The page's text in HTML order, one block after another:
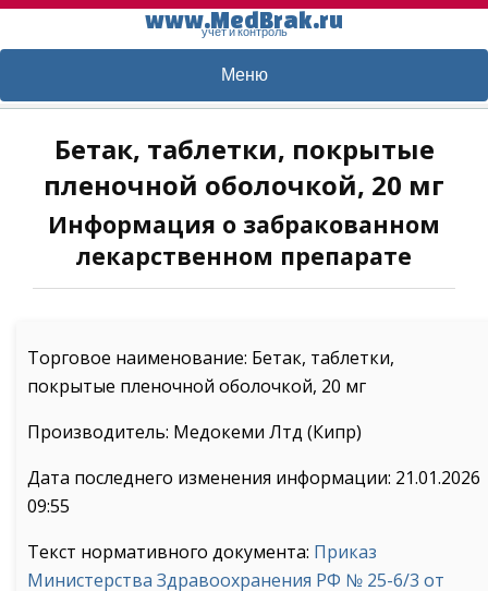
www.MedBrak.ru
учет и контроль
Меню
Бетак, таблетки, покрытые
пленочной оболочкой, 20 мг
Информация о забракованном
лекарственном препарате
Торговое наименование: Бетак, таблетки,
покрытые пленочной оболочкой, 20 мг
Производитель: Медокеми Лтд (Кипр)
Дата последнего изменения информации: 21.01.2026
09:55
Текст нормативного документа: Приказ
Министерства Здравоохранения РФ № 25-6/3 от